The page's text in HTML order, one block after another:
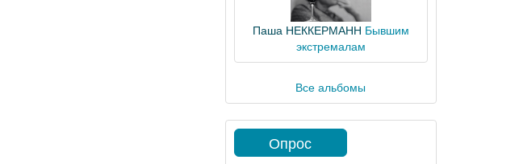
Паша НЕККЕРМАНН Бывшим
экстремалам
Все альбомы
Опрос